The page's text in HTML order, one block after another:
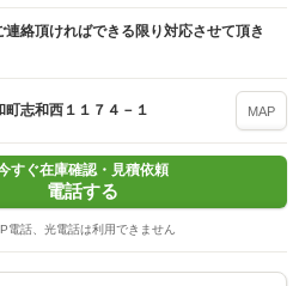
絡頂ければできる限り対応させて頂き
町志和西１１７４－１ MAP
すぐ在庫確認・見積依頼
電話する
話、光電話は利用できません
を保存しますか？
る際に自動入力されます
は90日で破棄されます
はい